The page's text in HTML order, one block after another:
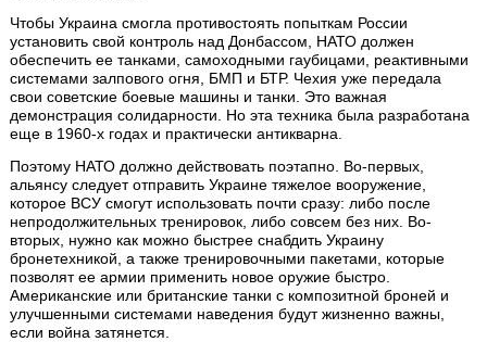
Чтобы Украина смогла противостоять попыткам России
установить свой контроль над Донбассом, НАТО должен
обеспечить ее танками, самоходными гаубицами, реактивными
системами залпового огня, БМП и БТР. Чехия уже передала
свои советские боевые машины и танки. Это важная
демонстрация солидарности. Но эта техника была разработана
еще в 1960-х годах и практически антикварна.
Поэтому НАТО должно действовать поэтапно. Во-первых,
альянсу следует отправить Украине тяжелое вооружение,
которое ВСУ смогут использовать почти сразу: либо после
непродолжительных тренировок, либо совсем без них. Во-
вторых, нужно как можно быстрее снабдить Украину
бронетехникой, а также тренировочными пакетами, которые
позволят ее армии применить новое оружие быстро.
Американские или британские танки с композитной броней и
улучшенными системами наведения будут жизненно важны,
если война затянется.